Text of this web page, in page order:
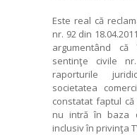
Este real că
nr. 92 din
argumentând că
sentinţe civile nr.
raporturile
societatea
constatat faptul că
nu intră în baza
inclusiv în privinţa